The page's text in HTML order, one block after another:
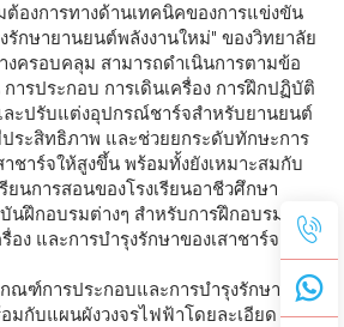
องการทางด้านเทคนิคของการแข่งขัน
รักษายานยนต์พลังงานใหม่" ของวิทยาลัย
งครอบคลุม สามารถดำเนินการตามข้อ
ารประกอบ การเดินเครื่อง การฝึกปฏิบัติ
ละปรับแต่งอุปกรณ์ชาร์จสำหรับยานยนต์
ระสิทธิภาพ และช่วยยกระดับทักษะการ
ชาร์จให้สูงขึ้น พร้อมทั้งยังเหมาะสมกับ
ยนการสอนของโรงเรียนอาชีวศึกษา
นฝึกอบรมต่างๆ สำหรับการฝึกอบรมด้าน
อง และการบำรุงรักษาของเสาชาร์จ AC
ณฑ์การประกอบและการบำรุงรักษาอย่าง
มกับแผนผังวงจรไฟฟ้าโดยละเอียด เพื่อ